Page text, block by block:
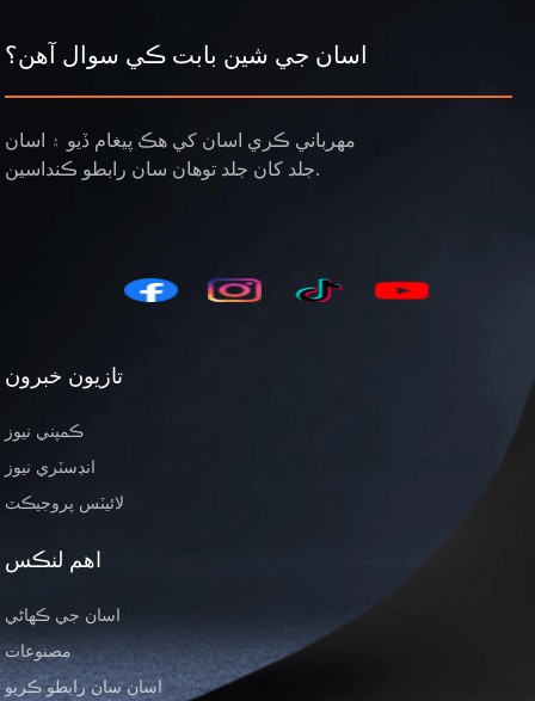
اسان جي شين بابت ڪي سوال آهن؟
مھرباني ڪري اسان کي ھڪ پيغام ڏيو ۽ اسان
جلد کان جلد توھان سان رابطو ڪنداسين.
تازيون خبرون
ڪمپني نيوز
انڊسٽري نيوز
لائيٽس پروجيڪٽ
اهم لنڪس
اسان جي ڪهاڻي
مصنوعات
اسان سان رابطو ڪريو